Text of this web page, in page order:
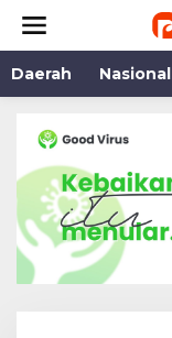
konten
Daerah
Nasional